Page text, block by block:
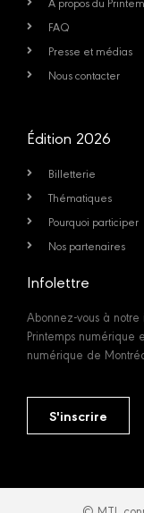
FAQ
Presse et médias
Nous contacter
Édition 2026
Billetterie
Thématiques
Pourquoi participer
Nos partenaires
Infolettre
Abonnez-vous à
Printemps numérique
numérique de
S'inscrire